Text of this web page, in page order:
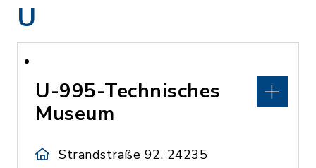
U
U-995-Technisches
Museum
Strandstraße 92, 24235